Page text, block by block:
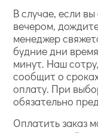
В случае, если
вечером,
менеджер
будние дни
минут. Наш
сообщит о
оплату. При
обязательно
Оплатить заказ